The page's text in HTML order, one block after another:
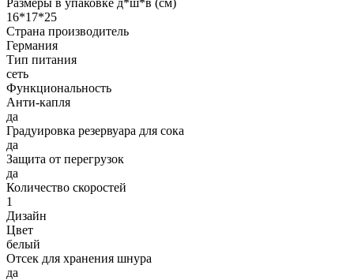
16*17*25
Страна производитель
Германия
Тип питания
сеть
Функциональность
Анти-капля
да
Градуировка резервуара для сока
да
Защита от перегрузок
да
Количество скоростей
1
Дизайн
Цвет
белый
Отсек для хранения шнура
да